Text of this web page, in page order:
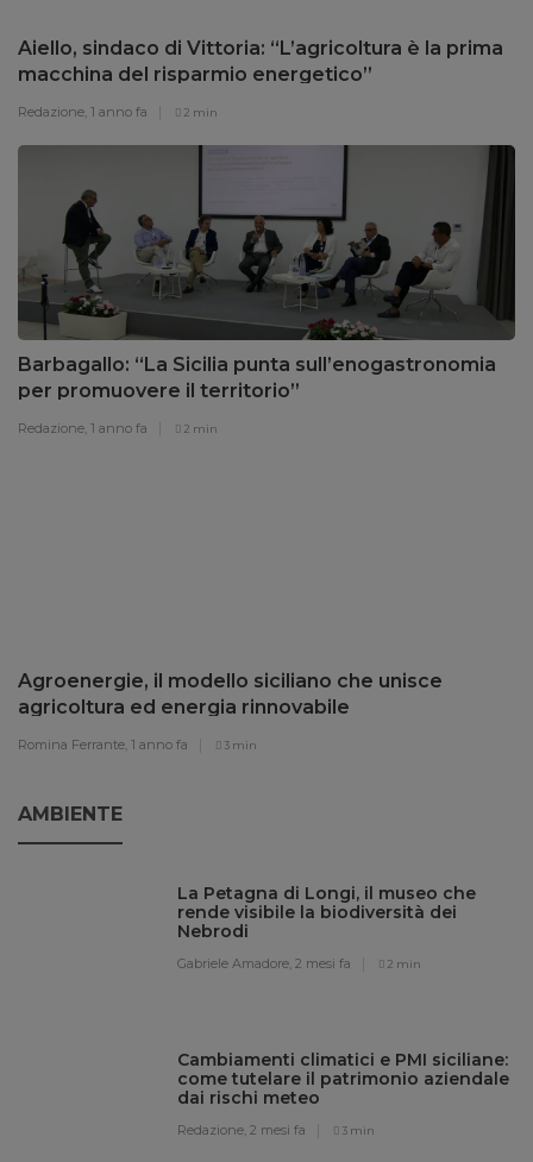
Aiello, sindaco di Vittoria: “L’agricoltura è la prima
macchina del risparmio energetico”
Redazione, 1 anno fa 2 min
Barbagallo: “La Sicilia punta sull’enogastronomia
per promuovere il territorio”
Redazione, 1 anno fa 2 min
Agroenergie, il modello siciliano che unisce
agricoltura ed energia rinnovabile
Romina Ferrante, 1 anno fa 3 min
AMBIENTE
La Petagna di Longi, il museo che
rende visibile la biodiversità dei
Nebrodi
Gabriele Amadore,2 mesi fa 2 min
Cambiamenti climatici e PMI siciliane:
come tutelare il patrimonio aziendale
dai rischi meteo
Redazione,2 mesi fa 3 min